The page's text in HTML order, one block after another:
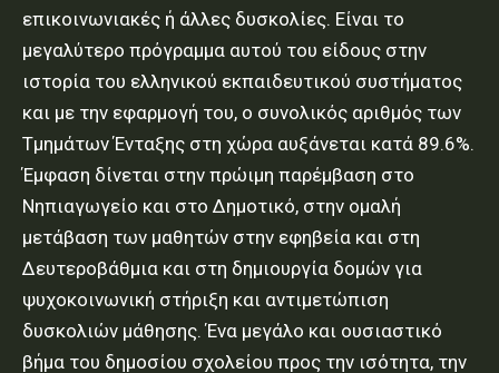
επικοινωνιακές ή άλλες δυσκολίες. Είναι το
μεγαλύτερο πρόγραμμα αυτού του είδους στην
ιστορία του ελληνικού εκπαιδευτικού συστήματος
και με την εφαρμογή του, ο συνολικός αριθμός των
Τμημάτων Ένταξης στη χώρα αυξάνεται κατά 89.6%.
Έμφαση δίνεται στην πρώιμη παρέμβαση στο
Νηπιαγωγείο και στο Δημοτικό, στην ομαλή
μετάβαση των μαθητών στην εφηβεία και στη
Δευτεροβάθμια και στη δημιουργία δομών για
ψυχοκοινωνική στήριξη και αντιμετώπιση
δυσκολιών μάθησης. Ένα μεγάλο και ουσιαστικό
βήμα του δημοσίου σχολείου προς την ισότητα, την